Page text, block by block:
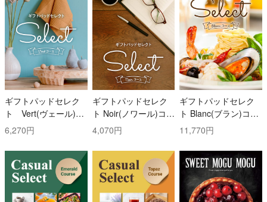
ギフトパッドセレク
ト Vert(ヴェール)コ
ース
6,270円
ギフトパッドセレク
ト Noir(ノワール)コー
ス
4,070円
ギフトパッドセレク
ト Blanc(ブラン)コー
ス
11,770円